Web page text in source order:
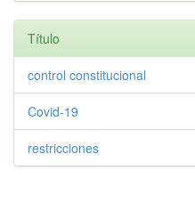
Título
control constitucional
Covid-19
restricciones